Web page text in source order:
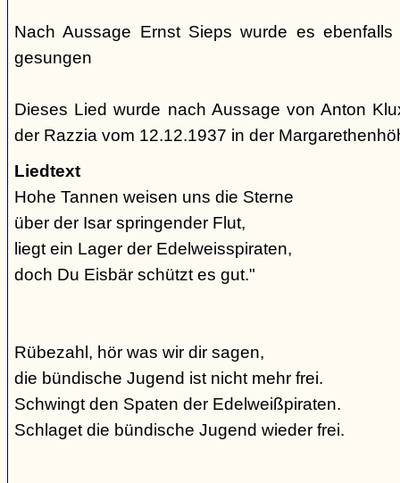
Nach Aussage Ernst Sieps wurde es
gesungen
Dieses Lied wurde nach Aussage von Anton
der Razzia vom 12.12.1937 in der
Liedtext
Hohe Tannen weisen uns die Sterne
über der Isar springender Flut,
liegt ein Lager der Edelweisspiraten,
doch Du Eisbär schützt es gut."
Rübezahl, hör was wir dir sagen,
die bündische Jugend ist nicht mehr frei.
Schwingt den Spaten der Edelweißpiraten.
Schlaget die bündische Jugend wieder frei.